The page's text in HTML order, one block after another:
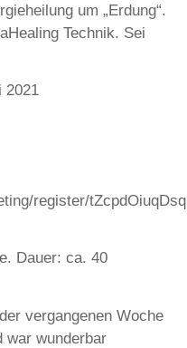
um „Erdung“.
Technik. Sei
2021
register/
Dauer: ca. 40
vergangenen Woche
war wunderbar